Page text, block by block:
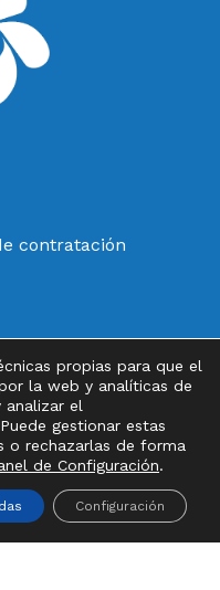
0,00
Finalizar Compra
contratación
Twitter
propias para que el
la web y analíticas de
el
gestionar estas
o rechazarlas de forma
de Configuración.
Configuración